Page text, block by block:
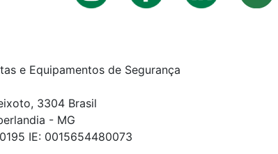
e Equipamentos de Segurança
3304 Brasil
- MG
IE: 0015654480073